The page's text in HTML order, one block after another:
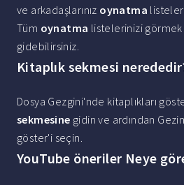
ve arkadaşlarınız oynatma
Tüm oynatma listelerinizi görmek
gidebilirsiniz.
Kitaplık sekmesi
Dosya Gezgini'nde kitaplıkları
sekmesine gidin ve ardından
göster'i seçin.
YouTube öneriler Neye